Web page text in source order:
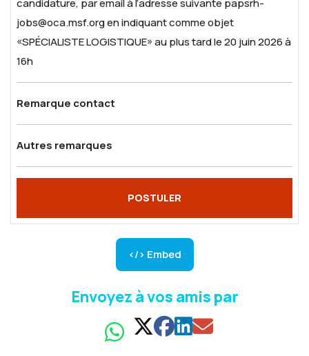
candidature, par email à l’adresse suivante papsrh-
jobs@oca.msf.org en indiquant comme objet
«SPÉCIALISTE LOGISTIQUE» au plus tard le 20 juin 2026 à
16h
Remarque contact
Autres remarques
POSTULER
</> Embed
Envoyez à vos amis par